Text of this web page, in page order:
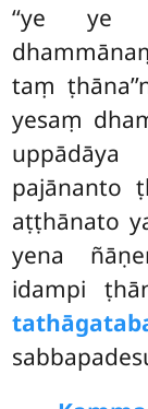
‘‘ye ye
taṃ
yesaṃ
pajānanto
aṭṭhānato
yena
idampi